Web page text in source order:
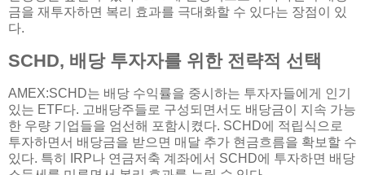
금을 재투자하면 복리 효과를 극대화할 수 있다는 장점이 있
다.
SCHD, 배당 투자자를 위한 전략적 선택
AMEX:SCHD는 배당 수익률을 중시하는 투자자들에게 인기
있는 ETF다. 고배당주들로 구성되면서도 배당금이 지속 가능
한 우량 기업들을 엄선해 포함시켰다. SCHD에 적립식으로
투자하면서 배당금을 받으면 매달 추가 현금흐름을 확보할 수
있다. 특히 IRP나 연금저축 계좌에서 SCHD에 투자하면 배당